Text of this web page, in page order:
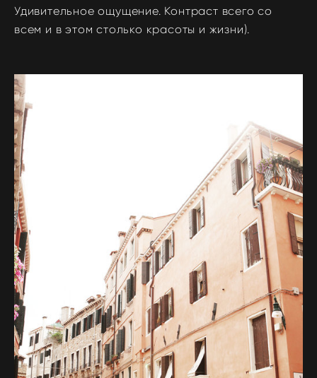
Удивительное ощущение. Контраст всего со
всем и в этом столько красоты и жизни).